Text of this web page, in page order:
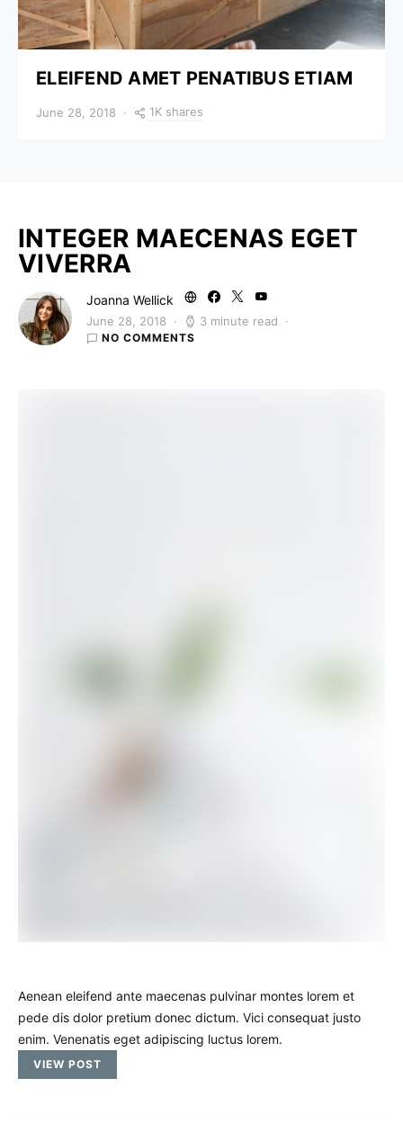
ELEIFEND AMET PENATIBUS ETIAM
June 28, 2018 1K shares
INTEGER MAECENAS EGET
VIVERRA
Joanna Wellick
June 28, 2018 3 minute read
NO COMMENTS
Aenean eleifend ante maecenas pulvinar montes lorem et
pede dis dolor pretium donec dictum. Vici consequat justo
enim. Venenatis eget adipiscing luctus lorem.
VIEW POST